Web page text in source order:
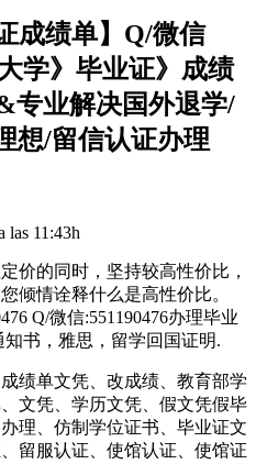
成绩单】Q/微信
学》毕业证》成绩
专业解决国外退学/
想/留信认证办理
las 11:43h
价的同时，坚持较高性价比，
倾情诠释什么是高性价比。
Q/微信:551190476办理毕业
书，雅思，留学回国证明.
绩单文凭、改成绩、教育部学
文凭、学历文凭、假文凭假毕
理、仿制学位证书、毕业证文
留服认证、使馆认证、使馆证